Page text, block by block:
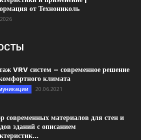
от Технониколь
VRV систем – современное решение
климата
20.06.2021
современных материалов для стен и
зданий с описанием